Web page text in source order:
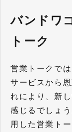
バンドワ
トーク
営業トークで
サービスから
れにより、新
感じるでしょ
用した営業ト